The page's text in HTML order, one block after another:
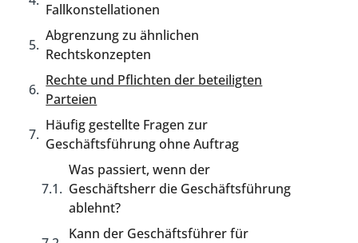
Fallkonstellationen
Abgrenzung zu ähnlichen
Rechtskonzepten
Rechte und Pflichten der beteiligten
Parteien
Häufig gestellte Fragen zur
Geschäftsführung ohne Auftrag
Was passiert, wenn der
Geschäftsherr die Geschäftsführung
ablehnt?
Kann der Geschäftsführer für